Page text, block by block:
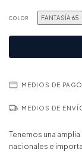
COLOR FANTASÍA 65
MEDIOS DE PAGO
MEDIOS DE
Tenemos una
nacionales e